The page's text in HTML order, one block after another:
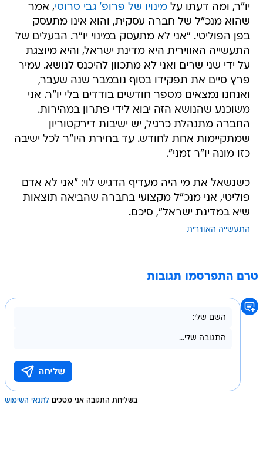
יו"ר, ומה דעתו עלמינויו של פרופ' גבי סרוסי, אמר
שהוא מנכ"ל של חברה עסקית, והוא אינו מתעסק
בפן הפוליטי. "אני לא מתעסק במינוי יו"ר. הבעלים של
התעשייה האווירית היא מדינת ישראל, והיא מיוצגת
על ידי שני שרים ואני לא מתכוון להיכנס לנושא. עמיר
פרץ סיים את תפקידו בסוף נובמבר שנה שעבר,
ואנחנו נמצאים מספר חודשים בודדים בלי יו"ר. אני
משוכנע שהנושא הזה יבוא לידי פתרון במהירות.
החברה מתנהלת כרגיל, יש ישיבות דירקטוריון
שמתקיימות אחת לחודש. עד בחירת היו"ר לכל ישיבה
כזו מונה יו"ר זמני".
כשנשאל את מי היה מעדיף הדגיש לוי: "אני לא אדם
פוליטי, אני מנכ"ל מקצועי בחברה שהביאה תוצאות
שיא במדינת ישראל", סיכם.
התעשייה האווירית
טרם התפרסמו תגובות
בשליחת התגובה אני מסכים לתנאי השימוש